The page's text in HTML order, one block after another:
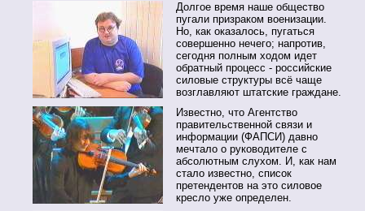
Долгое время наше общество
пугали призраком военизации.
Но, как оказалось, пугаться
совершенно нечего; напротив,
сегодня полным ходом идет
обратный процесс - российские
силовые структуры всё чаще
возглавляют штатские граждане.
Известно, что Агентство
правительственной связи и
информации (ФАПСИ) давно
мечтало о руководителе с
абсолютным слухом. И, как нам
стало известно, список
претендентов на это силовое
кресло уже определен.